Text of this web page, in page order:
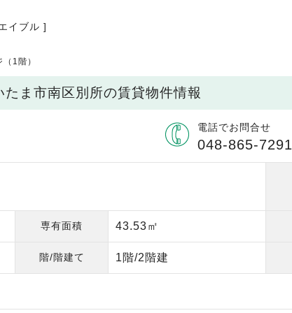
イブル ]
1階）
ま市南区別所の賃貸物件情報
電話でお問合せ
048-865-7291
専有面積 43.53㎡
階/階建て 1階/2階建